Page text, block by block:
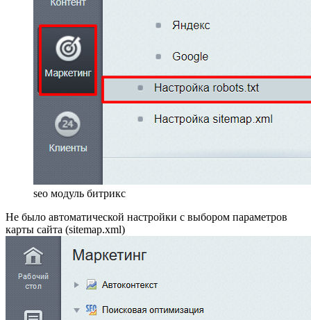
seo модуль битрикс
Не было автоматической настройки с выбором параметров
карты сайта (sitemap.xml)